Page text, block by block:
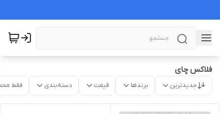
فلاکس چای
جدیدترین برندها قیمت دسته‌بندی فقط